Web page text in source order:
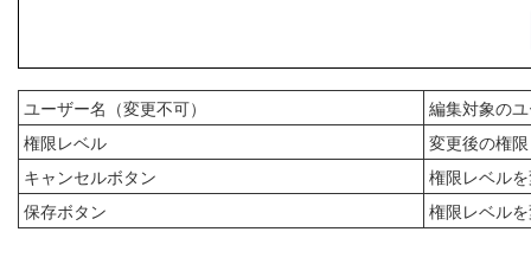
ユーザー名（変更不可）
編集対象の
権限レベル
変更後の権
キャンセルボタン
権限レベル
保存ボタン
権限レベル